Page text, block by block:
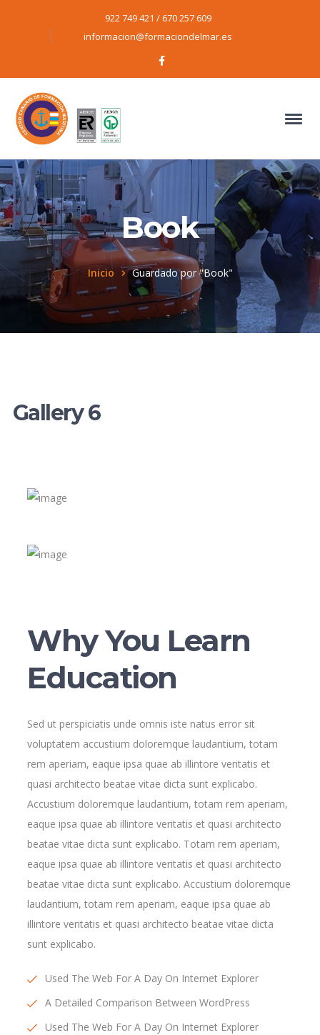
922 749 421 / 670 257 609
informacion@formaciondelmar.es
Facebook
Profile
Book
Inicio Guardado por "Book"
Gallery 6
Why You Learn
Education
Sed ut perspiciatis unde omnis iste natus error sit
voluptatem accustium doloremque laudantium, totam
rem aperiam, eaque ipsa quae ab illintore veritatis et
quasi architecto beatae vitae dicta sunt explicabo.
Accustium doloremque laudantium, totam rem aperiam,
eaque ipsa quae ab illintore veritatis et quasi architecto
beatae vitae dicta sunt explicabo. Totam rem aperiam,
eaque ipsa quae ab illintore veritatis et quasi architecto
beatae vitae dicta sunt explicabo. Accustium doloremque
laudantium, totam rem aperiam, eaque ipsa quae ab
illintore veritatis et quasi architecto beatae vitae dicta
sunt explicabo.
Used The Web For A Day On Internet Explorer
A Detailed Comparison Between WordPress
Used The Web For A Day On Internet Explorer